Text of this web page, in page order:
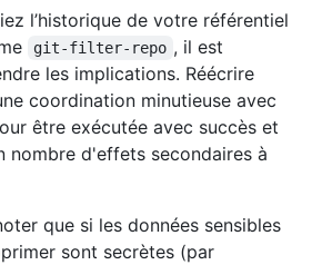
l’historique de votre référentiel
git-filter-repo , il est
les implications. Réécrire
coordination minutieuse avec
être exécutée avec succès et
nombre d'effets secondaires à
que si les données sensibles
sont secrètes (par